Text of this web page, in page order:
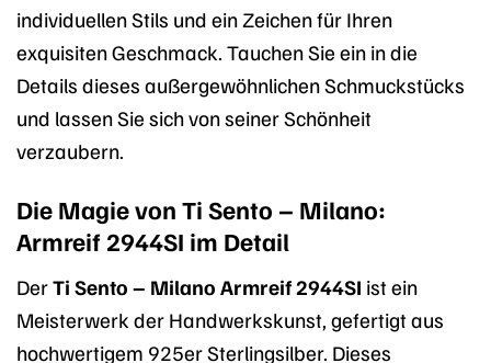
individuellen Stils und ein Zeichen für Ihren
exquisiten Geschmack. Tauchen Sie ein in die
Details dieses außergewöhnlichen Schmuckstücks
und lassen Sie sich von seiner Schönheit
verzaubern.
Die Magie von Ti Sento – Milano:
Armreif 2944SI im Detail
DerTi Sento – Milano Armreif 2944SI ist ein
Meisterwerk der Handwerkskunst, gefertigt aus
hochwertigem 925er Sterlingsilber. Dieses